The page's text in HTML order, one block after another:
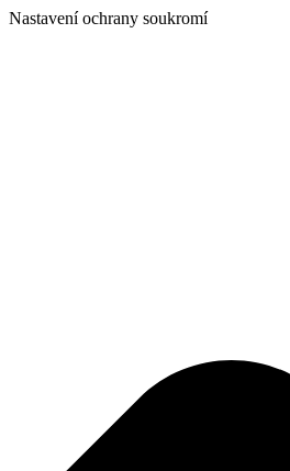
Nastavení ochrany soukromí